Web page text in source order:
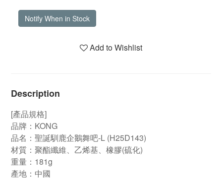
Notify When in Stock
Add to Wishlist
Description
[產品規格]
品牌：KONG
品名：聖誕馴鹿企鵝舞吧-L (H25D143)
材質 ： 聚酯纖維、乙烯基、橡膠(硫化)
重量 ：181g
產地：中國